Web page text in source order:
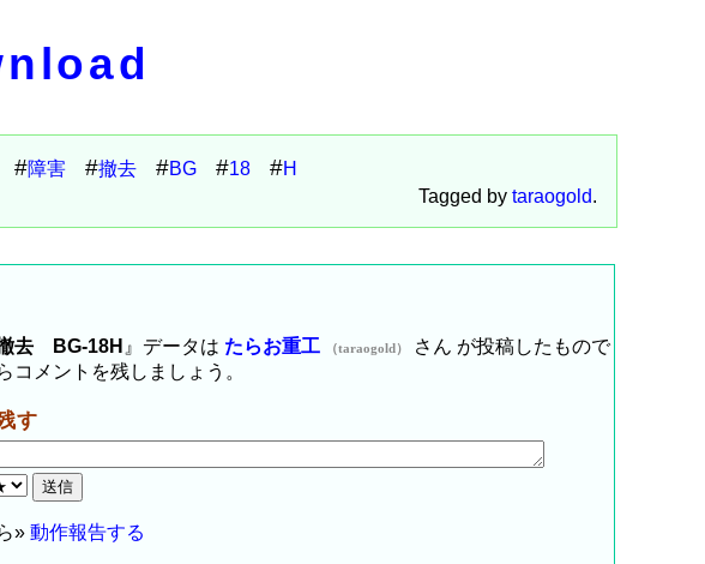
障害 撤去 BG 18
H
Tagged by taraogold.
去 BG-18H 』データは たらお重工 （taraogold）
さん が投稿したもので
コメントを残しましょう。
す
» 動作報告する